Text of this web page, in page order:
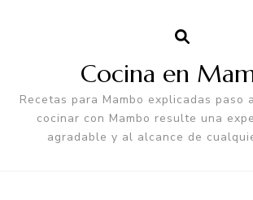
Cocina en
Recetas para Mambo explicadas paso
cocinar con Mambo resulte una
agradable y al alcance de